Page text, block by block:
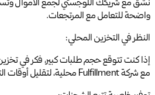
نسّق مع شريكك اللوجستي لجمع الأموال
واضحة للتعامل مع المرتجعات.
النظر في التخزين المحلي:
إذا كنت تتوقع حجم طلبات كبير، فكر في
مع شركة Fulfillment محلية، لتقليل أوقات التوصيل وخفض التكلفة.